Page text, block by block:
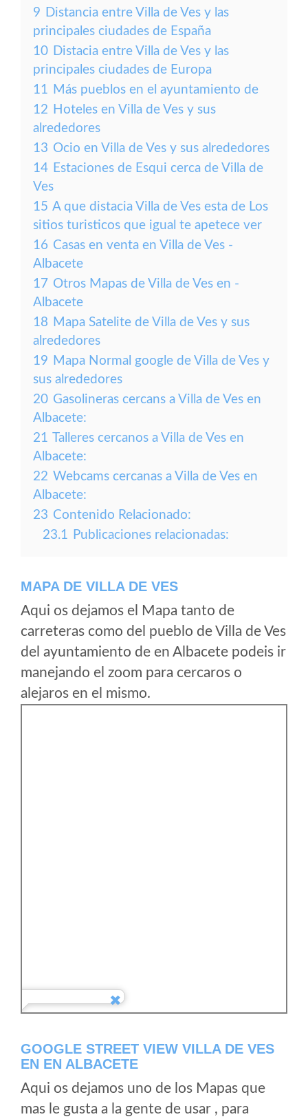
9 Distancia entre Villa de Ves y las
principales ciudades de España
10 Distacia entre Villa de Ves y las
principales ciudades de Europa
11 Más pueblos en el ayuntamiento de
12 Hoteles en Villa de Ves y sus
alrededores
13 Ocio en Villa de Ves y sus alrededores
14 Estaciones de Esqui cerca de Villa de
Ves
15 A que distacia Villa de Ves esta de Los
sitios turisticos que igual te apetece ver
16 Casas en venta en Villa de Ves -
Albacete
17 Otros Mapas de Villa de Ves en -
Albacete
18 Mapa Satelite de Villa de Ves y sus
alrededores
19 Mapa Normal google de Villa de Ves y
sus alrededores
20 Gasolineras cercans a Villa de Ves en
Albacete:
21 Talleres cercanos a Villa de Ves en
Albacete:
22 Webcams cercanas a Villa de Ves en
Albacete:
23 Contenido Relacionado:
23.1 Publicaciones relacionadas:
MAPA DE VILLA DE VES
Aqui os dejamos el Mapa tanto de
carreteras como del pueblo de Villa de Ves
del ayuntamiento de en Albacete podeis ir
manejando el zoom para cercaros o
alejaros en el mismo.
GOOGLE STREET VIEW VILLA DE VES
EN EN ALBACETE
Aqui os dejamos uno de los Mapas que
mas le gusta a la gente de usar , para